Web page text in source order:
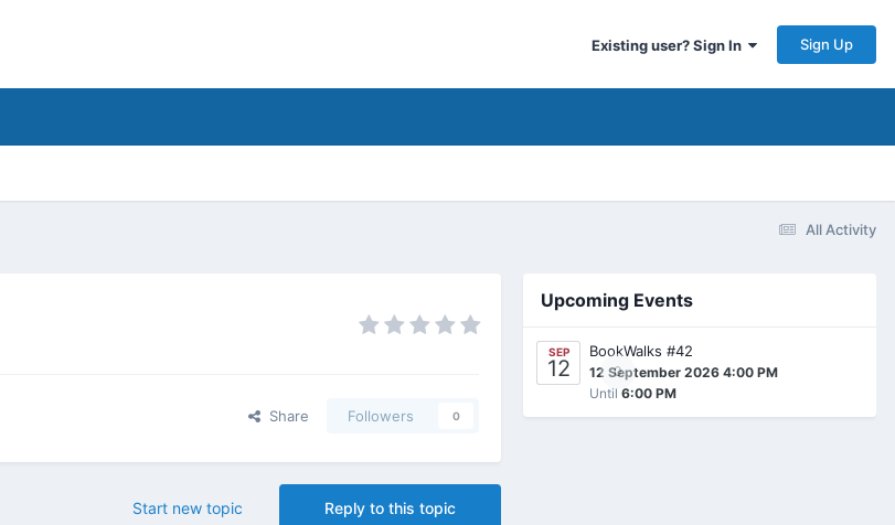
Existing user? Sign In Sign Up
All Activity
Share Followers 0
Reply to this topic
Start new topic
Upcoming Events
SEP
12 0
BookWalks #42
12 September 2026 4:00 PM
Until 6:00 PM